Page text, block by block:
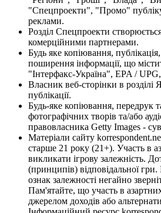
"Спецпроекти", "Промо"
реклами.
Розділ Спецпроекти
комерційними партнерами.
Будь яке копіювання,
поширення інформації, що
"Інтерфакс-Україна", EPA /
Власник веб-сторінки в розділі
публікації.
Будь-яке копіювання, передрук
фотографічних творів та/або
правовласника Getty Images -
Матеріали сайту
старше 21 року (21+). Участь в
викликати ігрову залежність.
(принципів) відповідальної
ознак залежності негайно
Пам'ятайте, що участь в
джерелом доходів або